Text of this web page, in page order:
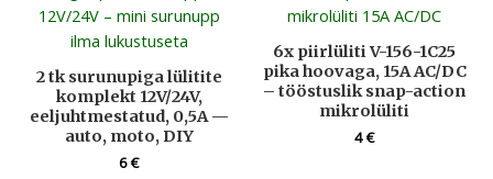
2 tk surunupiga lülitite
komplekt 12V/24V,
eeljuhtmestatud, 0,5A —
auto, moto, DIY
6€
6x piirlüliti V-156-1C25
pika hoovaga, 15A AC/DC
– tööstuslik snap-action
mikrolüliti
4€